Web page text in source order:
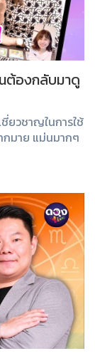
ต้องกลับมาดู
ยวชาญในการใช้